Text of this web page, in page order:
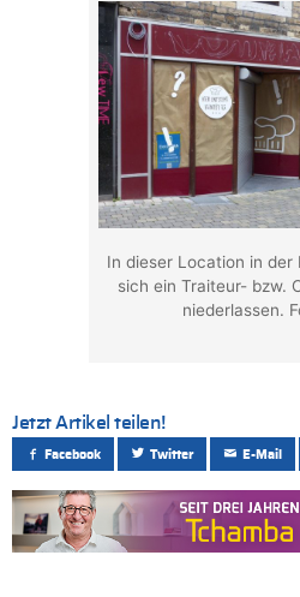
In dieser Location in der
sich ein Traiteur- bzw.
niederlassen.
Jetzt Artikel teilen!
Facebook Twitter E-Mail